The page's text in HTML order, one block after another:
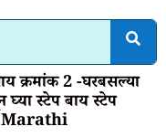
क्रमांक 2 -घरबसल्या
स्टेप बाय स्टेप
Marathi